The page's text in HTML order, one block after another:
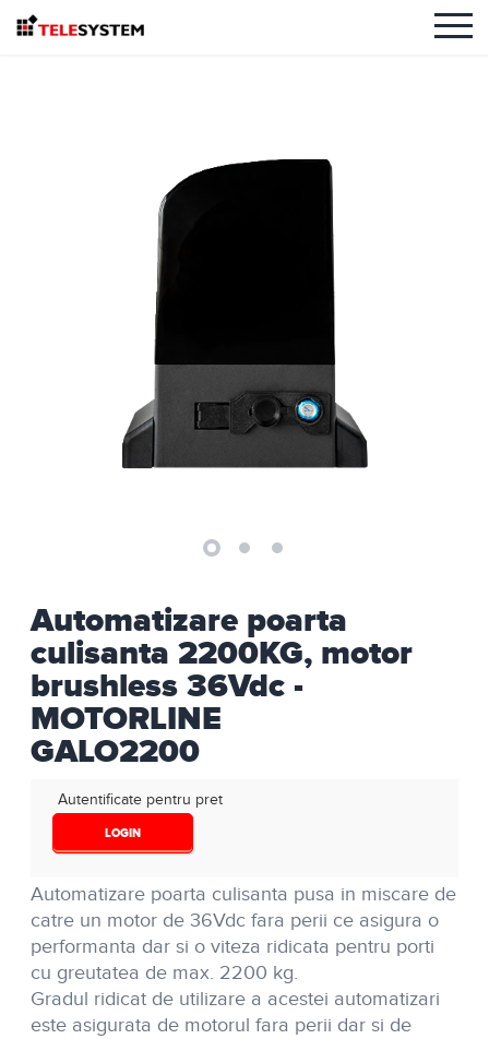
Automatizare poarta
culisanta 2200KG, motor
brushless 36Vdc -
MOTORLINE
GALO2200
Autentificate pentru pret
LOGIN
Automatizare poarta culisanta pusa in miscare de
catre un motor de 36Vdc fara perii ce asigura o
performanta dar si o viteza ridicata pentru porti
cu greutatea de max. 2200 kg.
Gradul ridicat de utilizare a acestei automatizari
este asigurata de motorul fara perii dar si de